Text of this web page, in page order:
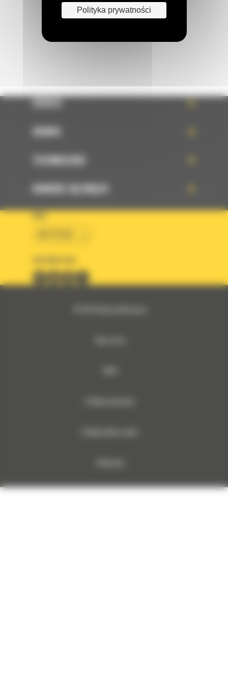
Napisz do nas
WYŚLIJ WIADOMOŚĆ
OFERTA
SERWIS
TECHNOLOGIE
DOWIEDZ SIĘ WIĘCEJ
KRAJ
Polityka prywatności